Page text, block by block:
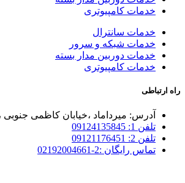
خدمات کامپیوتری
خدمات سانترال
خدمات شبکه و سرور
خدمات دوربین مدار بسته
خدمات کامپیوتری
راه ارتباطی
آدرس: میرداماد ،خیابان کاظمی جنوبی
تلفن 1: 09124135845
تلفن 2: 09121176451
تماس رایگان :2-02192004661